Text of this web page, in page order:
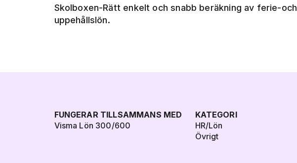
Skolboxen-Rätt enkelt och snabb beräkning av ferie-och
uppehållslön.
FUNGERAR TILLSAMMANS MED
Visma Lön 300/600
KATEGORI
HR/Lön
Övrigt